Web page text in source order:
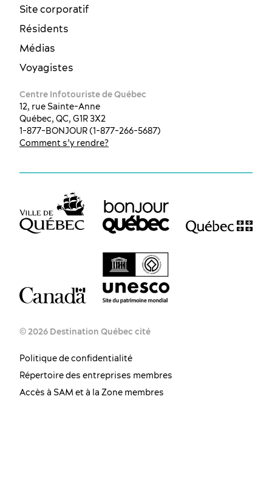
Site corporatif
Résidents
Médias
Voyagistes
Centre Infotouriste de Québec
12, rue Sainte-Anne
Québec, QC, G1R 3X2
1-877-BONJOUR (1-877-266-5687)
Comment s’y rendre?
© 2026 Destination Québec cité
Politique de confidentialité
Répertoire des entreprises membres
Accès à SAM et à la Zone membres